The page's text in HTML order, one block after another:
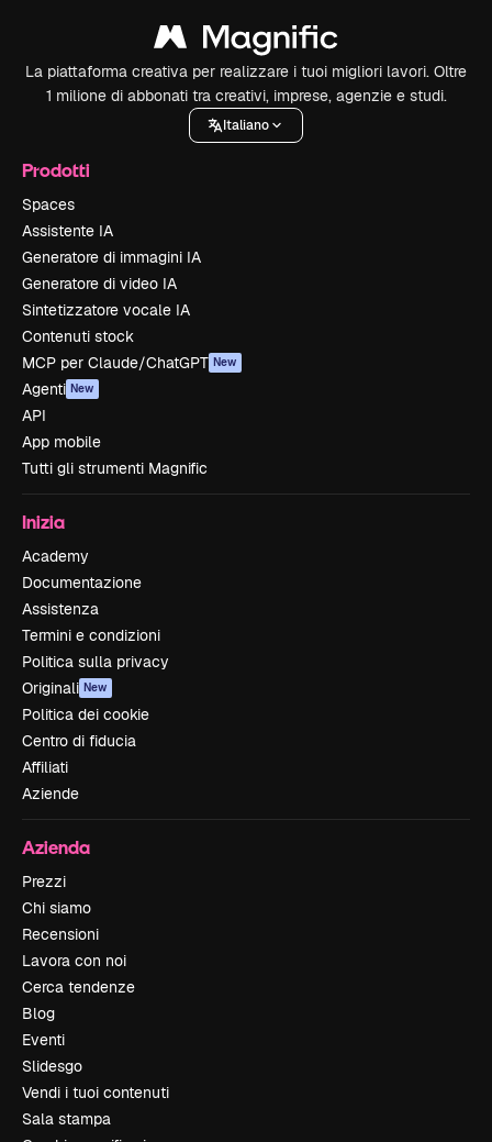
La piattaforma creativa per realizzare i tuoi migliori lavori. Oltre
1 milione di abbonati tra creativi, imprese, agenzie e studi.
Italiano
Prodotti
Spaces
Assistente IA
Generatore di immagini IA
Generatore di video IA
Sintetizzatore vocale IA
Contenuti stock
MCP per Claude/ChatGPT New
Agenti New
API
App mobile
Tutti gli strumenti Magnific
Inizia
Academy
Documentazione
Assistenza
Termini e condizioni
Politica sulla privacy
Originali New
Politica dei cookie
Centro di fiducia
Affiliati
Aziende
Azienda
Prezzi
Chi siamo
Recensioni
Lavora con noi
Cerca tendenze
Blog
Eventi
Slidesgo
Vendi i tuoi contenuti
Sala stampa